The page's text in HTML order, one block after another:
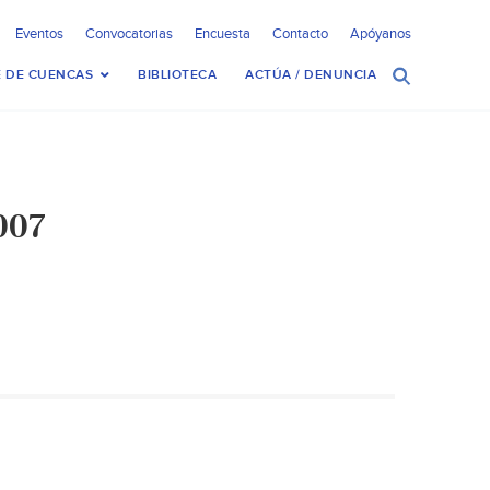
Eventos Convocatorias Encuesta Contacto Apóyanos
DE CUENCAS BIBLIOTECA ACTÚA / DENUNCIA